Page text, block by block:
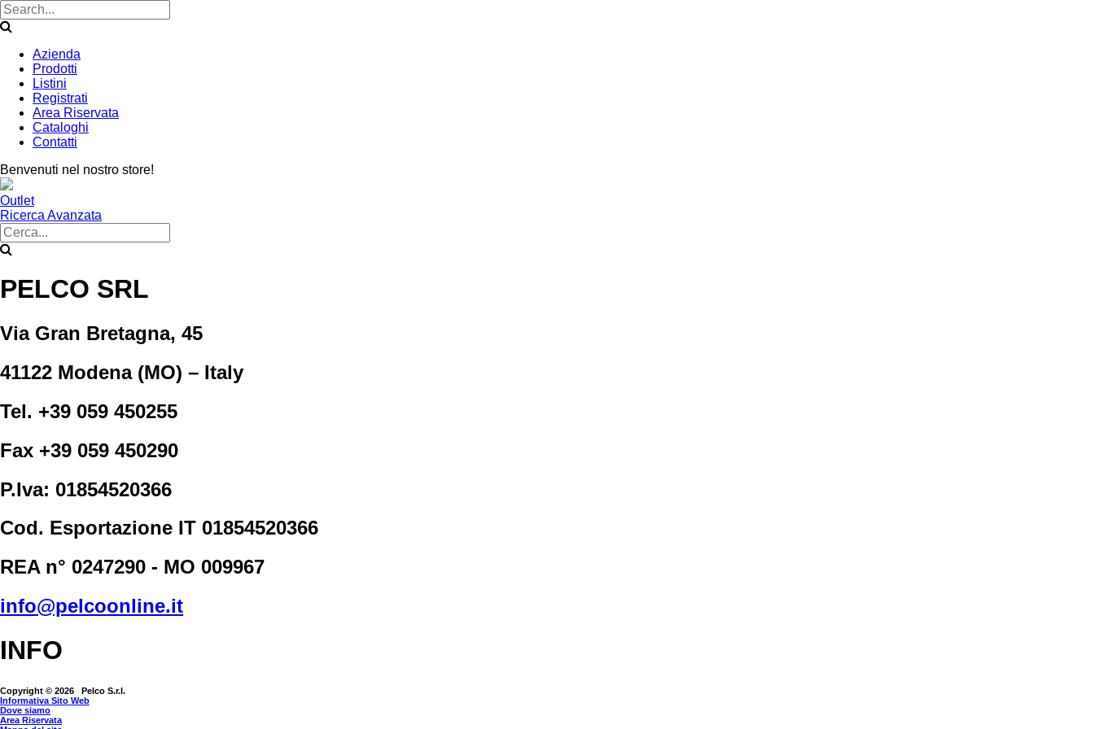
Azienda
Prodotti
Listini
Registrati
Area Riservata
Cataloghi
Contatti
Benvenuti nel nostro store!
Outlet
Ricerca Avanzata
PELCO SRL
Via Gran Bretagna, 45
41122 Modena (MO) – Italy
Tel. +39 059 450255
Fax +39 059 450290
P.Iva: 01854520366
Cod. Esportazione IT 01854520366
REA n° 0247290 - MO 009967
info@pelcoonline.it
INFO
Copyright © 2026 Pelco S.r.l.
Informativa Sito Web
Dove siamo
Area Riservata